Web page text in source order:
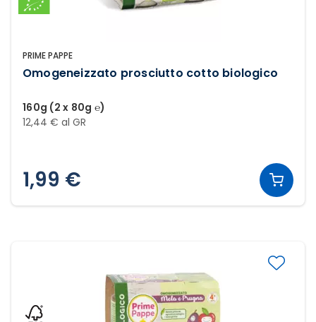
PRIME PAPPE
Omogeneizzato prosciutto cotto biologico
160g (2 x 80g ℮)
12,44 € al GR
1,99 €